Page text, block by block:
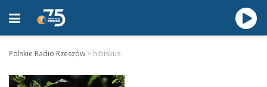
Polskie Radio Rzeszów > hibiskus